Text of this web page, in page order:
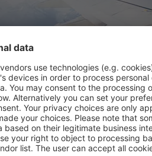
Frankenhorst - BW Signature
August 2026, 2 Nächte